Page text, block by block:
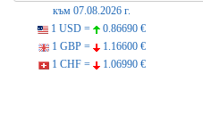
към 07.08.2026 г.
1 USD =
0.86690 €
1 GBP =
1.16600 €
1 CHF =
1.06990 €